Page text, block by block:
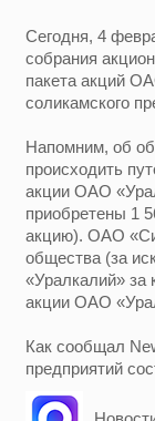
Сегодня, 4
собрания
пакета акций
соликамского
Напомним, об
происходить
акции ОАО
приобретены 1
акцию). ОАО
общества (за
«Уралкалий»
акции ОАО
Как сообщал
предприятий